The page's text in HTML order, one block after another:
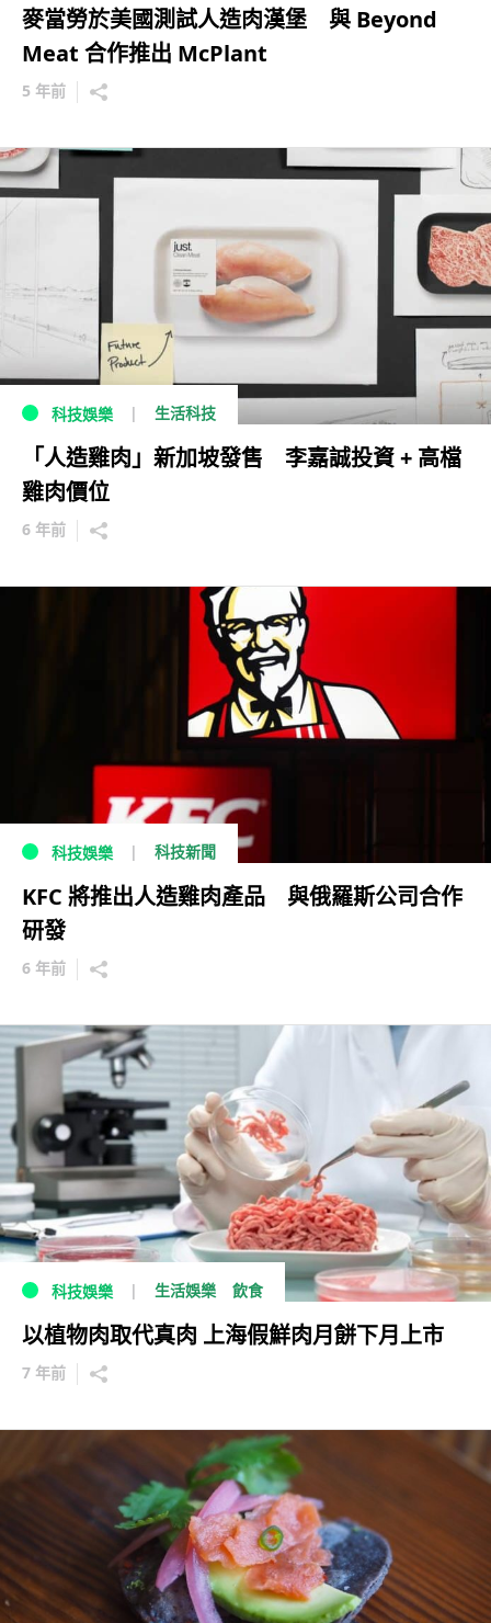
麥當勞於美國測試人造肉漢堡 與 Beyond
Meat 合作推出 McPlant
5 年前
科技娛樂 生活科技
「人造雞肉」新加坡發售 李嘉誠投資 + 高檔
雞肉價位
6 年前
科技娛樂 科技新聞
KFC 將推出人造雞肉產品 與俄羅斯公司合作
研發
6 年前
科技娛樂 生活娛樂 飲食
以植物肉取代真肉 上海假鮮肉月餅下月上市
7 年前